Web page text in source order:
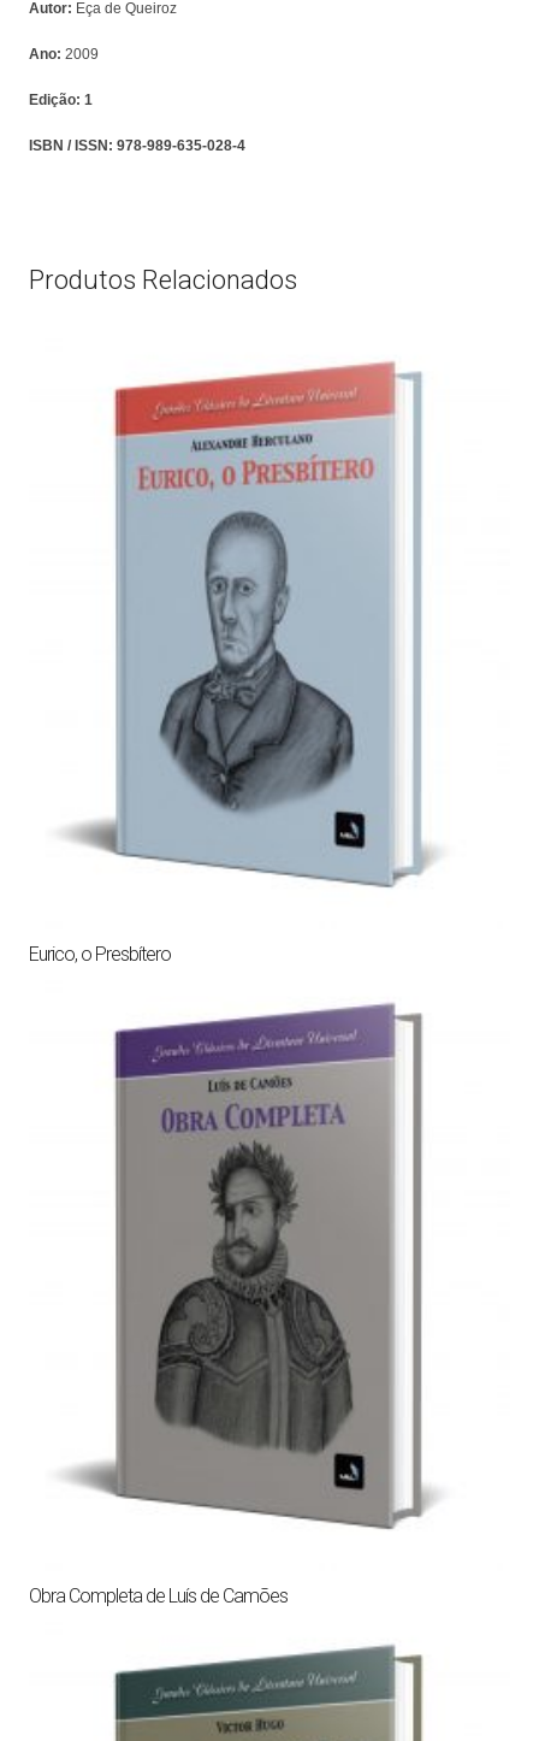
Autor: Eça de Queiroz
Ano: 2009
Edição: 1
ISBN / ISSN: 978-989-635-028-4
Produtos Relacionados
Eurico, o Presbítero
Obra Completa de Luís de Camões